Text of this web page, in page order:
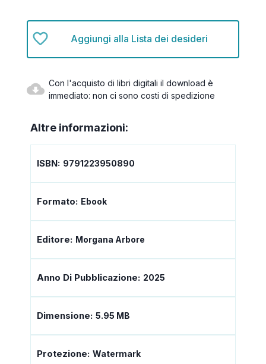
Aggiungi alla Lista dei desideri
Con l'acquisto di libri digitali il download è
immediato: non ci sono costi di spedizione
Altre informazioni:
ISBN: 9791223950890
Formato: Ebook
Editore: Morgana Arbore
Anno Di Pubblicazione: 2025
Dimensione: 5.95 MB
Protezione: Watermark